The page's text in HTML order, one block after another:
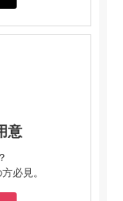
意
必見。